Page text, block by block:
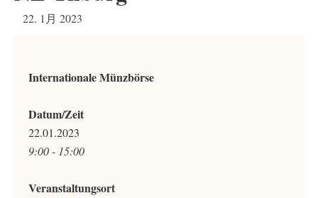
22. 1月 2023
Internationale Münzbörse
Datum/Zeit
22.01.2023
9:00 - 15:00
Veranstaltungsort